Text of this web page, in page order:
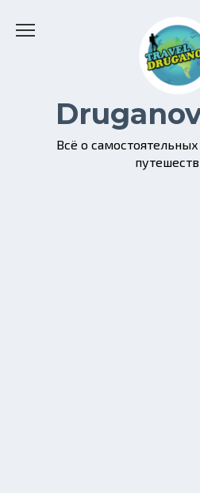
Всё о